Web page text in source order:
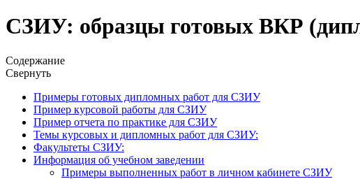
СЗИУ: образцы готовых ВКР
Содержание
Свернуть
Примеры готовых дипломных работ для СЗИУ
Пример курсовой работы для СЗИУ
Пример отчета по практике для СЗИУ
Темы курсовых и дипломных работ для СЗИУ:
Факультеты СЗИУ:
Информация об учебном заведении
Примеры выполненных работ в личном кабинете СЗИУ